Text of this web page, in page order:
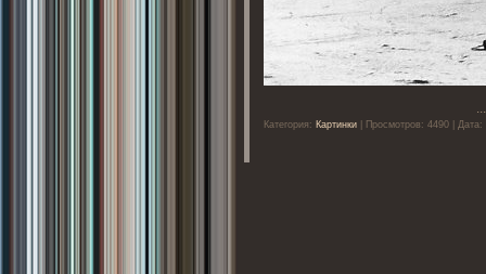
Категория: Картинки | Просмотров: 4490 |